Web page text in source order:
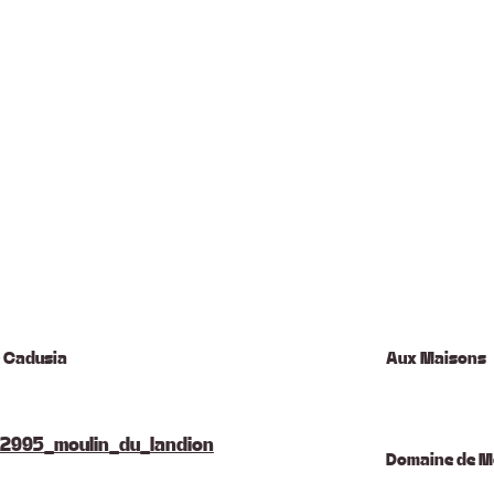
Cadusia Aux Maisons
Domaine de